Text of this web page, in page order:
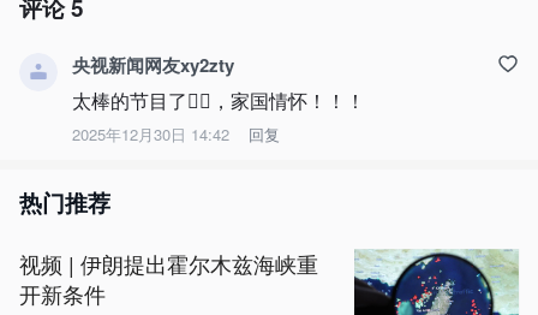
评论5
央视新闻网友xy2zty
太棒的节目了👍🏻，家国情怀！！！
2025年12月30日 14:42 回复
热门推荐
视频 | 伊朗提出霍尔木兹海峡重
开新条件